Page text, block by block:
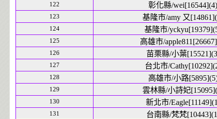
122 彰化縣/wei[16544](4)
123 基隆市/amy 又
124 基隆市/
125 高雄市/
126 苗栗縣/小葉
127 台北市/
128 高雄市/小路
129 雲林縣/小詩妃
130 新北市/
131 台南縣/梵梵